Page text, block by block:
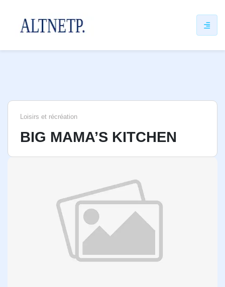
Loisirs et récréation
BIG MAMA’S KITCHEN